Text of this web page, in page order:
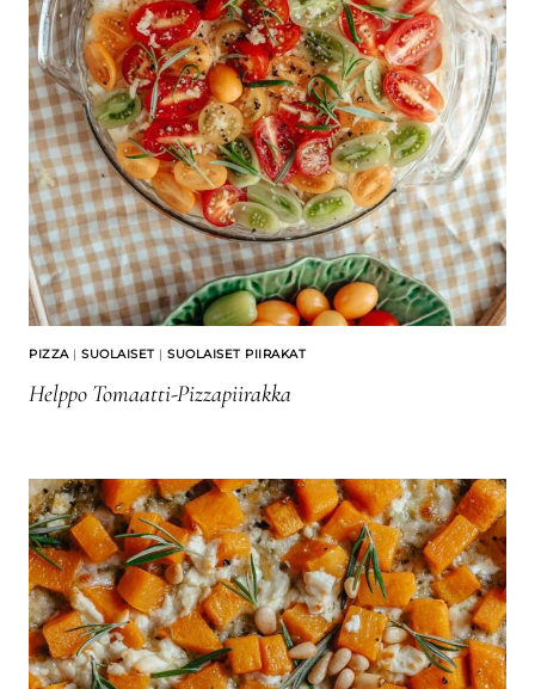
PIZZA| SUOLAISET | SUOLAISET PIIRAKAT
Helppo Tomaatti-Pizzapiirakka